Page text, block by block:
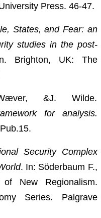
Press. 46-47.
States, and Fear: an
studies in the post-
Brighton, UK: The
&J. Wilde.
for analysis.
Security Complex
. In: Söderbaum F.,
New Regionalism.
Series. Palgrave